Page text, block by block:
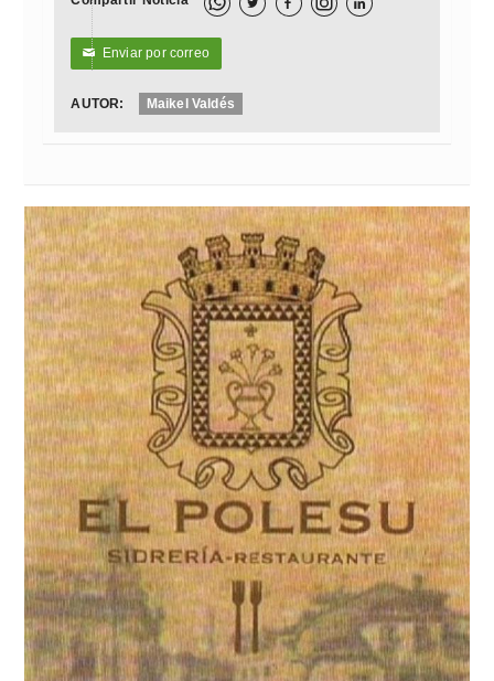
  
✉ Enviar por correo
AUTOR: Maikel Valdés